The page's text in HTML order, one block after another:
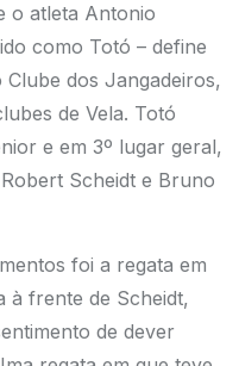
o atleta Antonio
como Totó – define
dos Jangadeiros,
de Vela. Totó
e em 3º lugar geral,
Scheidt e Bruno
foi a regata em
à frente de Scheidt,
de dever